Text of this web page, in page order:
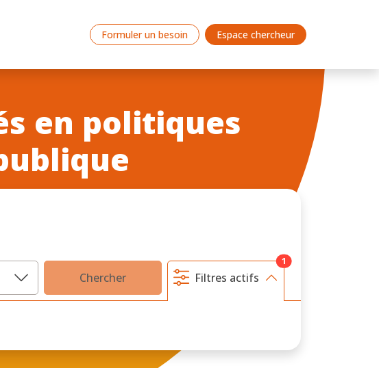
Formuler un besoin Espace chercheur
en politiques
Chercher Filtres actifs
1